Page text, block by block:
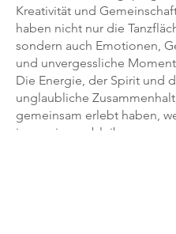
Kreativität und
haben nicht nur die
sondern auch Emotionen,
und unvergessliche
Die Energie, der Spirit und
unglaubliche
gemeinsam erlebt haben,
immer in uns bleiben.